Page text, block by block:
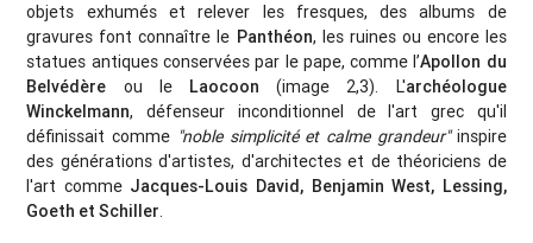
objets exhumés et relever les fresques, des albums de
gravures font connaître le Panthéon, les ruines ou encore les
statues antiques conservées par le pape, comme l’Apollon du
Belvédère ou le Laocoon (image 2,3). L'archéologue
Winckelmann, défenseur inconditionnel de l'art grec qu'il
définissait comme "noble simplicité et calme grandeur"inspire
des générations d'artistes, d'architectes et de théoriciens de
l'art comme Jacques-Louis David, Benjamin West, Lessing,
Goeth et Schiller.